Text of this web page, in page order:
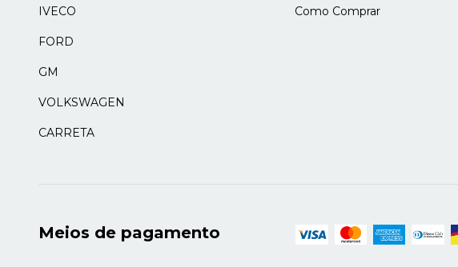
IVECO
FORD
GM
VOLKSWAGEN
CARRETA
Como Comprar
Meios de pagamento